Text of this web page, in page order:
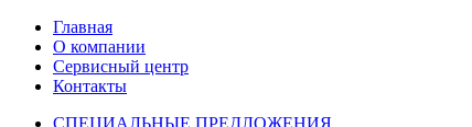
Главная
О компании
Сервисный центр
Контакты
СПЕЦИАЛЬНЫЕ ПРЕДЛОЖЕНИЯ